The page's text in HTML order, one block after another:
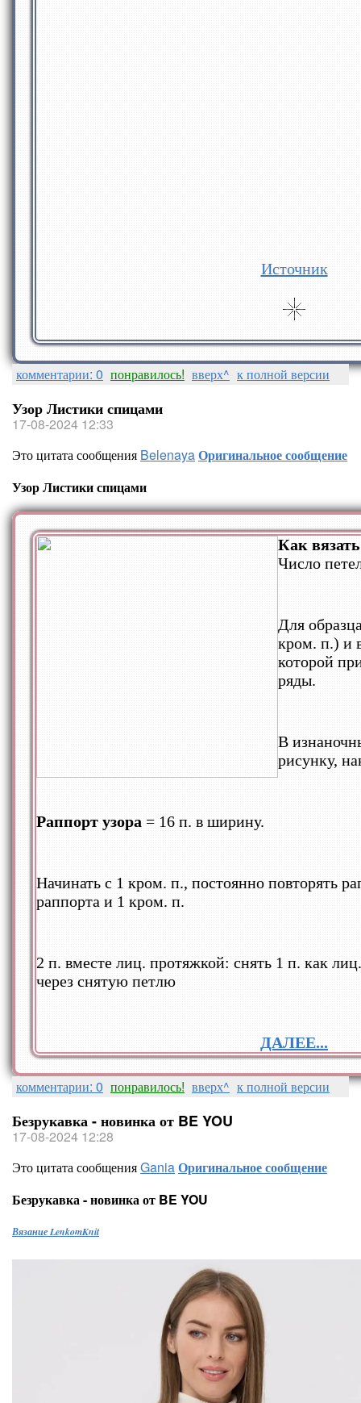
Источник
комментарии: 0 понравилось! вверх^ к полной версии
Узор Листики спицами
17-08-2024 12:33
Это цитата сообщения BelenayaОригинальное сообщение
Узор Листики спицами
Как
Число
Для
кром. п.) и
которой
ряды.
В
рисунку,
Раппорт узора = 16 п. в ширину.
Начинать с 1 кром. п., постоянно повторять
раппорта и 1 кром. п.
2 п. вместе лиц. протяжкой: снять 1 п. как
через снятую петлю
ДАЛЕЕ...
комментарии: 0 понравилось! вверх^ к полной версии
Безрукавка - новинка от BE YOU
17-08-2024 12:28
Это цитата сообщенияGaniaОригинальное сообщение
Безрукавка - новинка от BE YOU
Вязание LenkomKnit